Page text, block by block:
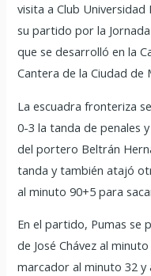
visita a Club
su partido por la
que se desarrolló en la
Cantera de la Ciudad de
La escuadra fronteriza
0-3 la tanda de penales
del portero Beltrán
tanda y también atajó
al minuto 90+5 para
En el partido, Pumas se
de José Chávez al
marcador al minuto 32 y